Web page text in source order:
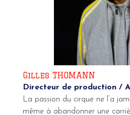
Gilles THOMANN
Directeur de production /
La passion du cirque ne l’a
même à abandonner une